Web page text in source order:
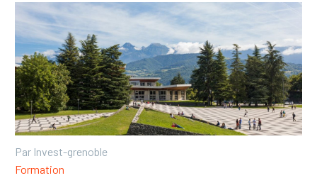
Par Invest-grenoble
Formation